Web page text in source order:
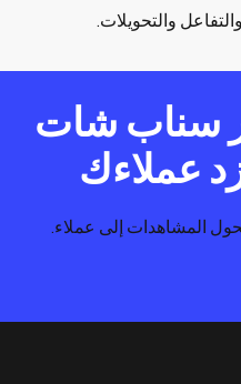
والتحويلات.
سناب شات
عملاءك
المشاهدات إلى عملاء.